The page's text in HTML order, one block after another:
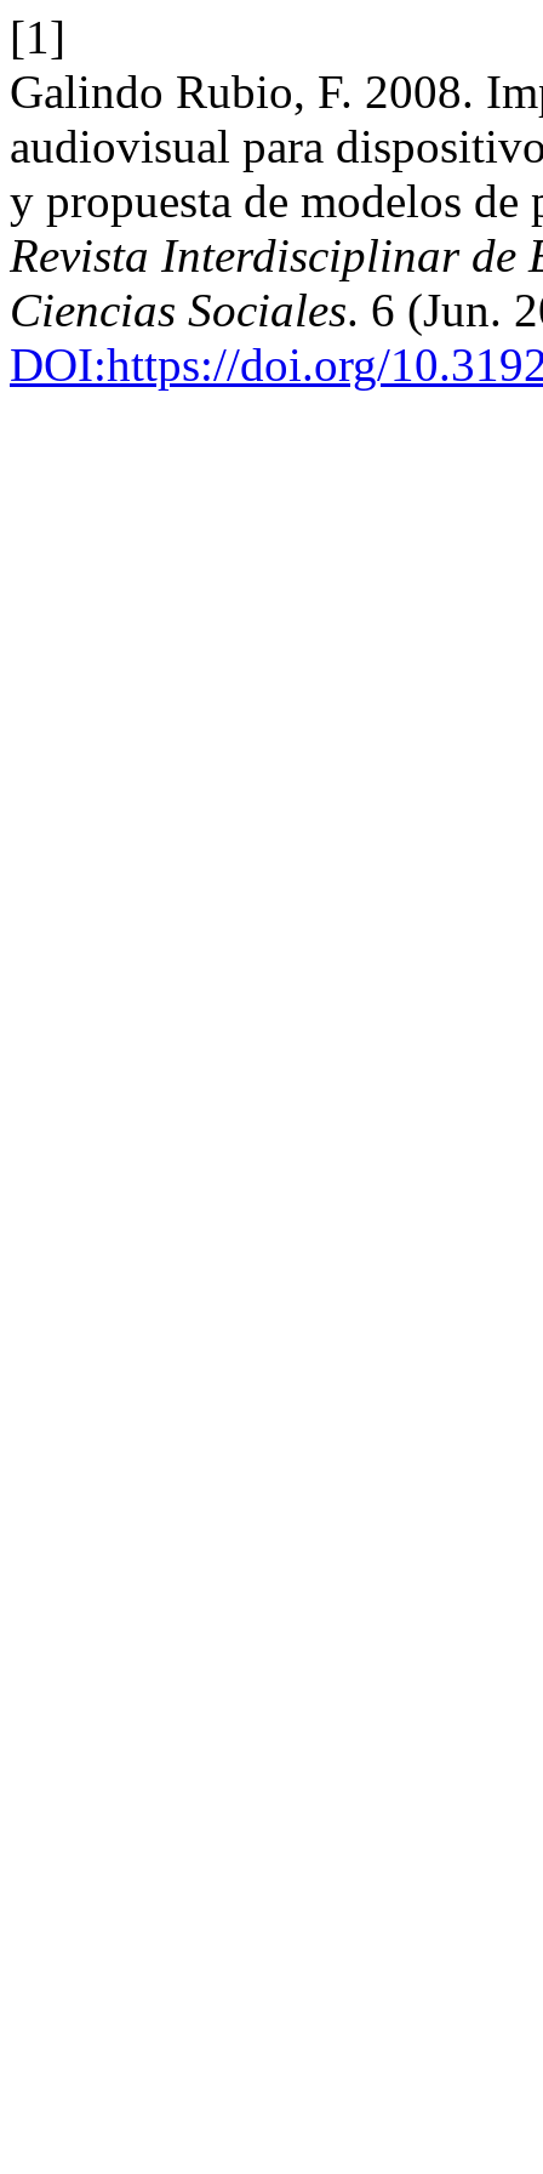
[1]
Galindo Rubio, F. 2008.
audiovisual para
y propuesta de modelos
Revista Interdisciplinar de
Ciencias Sociales. 6 (Jun.
DOI:https://doi.org/